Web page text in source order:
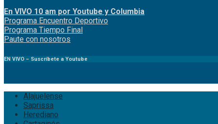
En VIVO 10 am por Youtube y Columbia
Programa Encuentro Deportivo
Programa Tiempo Final
Paute con nosotros
EN VIVO – Suscríbete a Youtube
Alajuelense
Saprissa
Herediano